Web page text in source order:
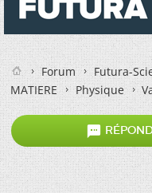
Forum
Futura-
MATIERE
Physique
